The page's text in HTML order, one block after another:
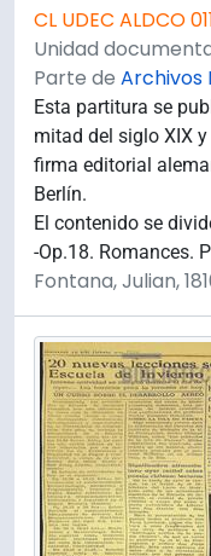
CL UDEC ALDCO
Unidad
Parte de Archivos
Esta partitura se
mitad del siglo XIX
firma editorial
Berlín.
El contenido se
-Op.18. Romances.
Fontana, Julian,